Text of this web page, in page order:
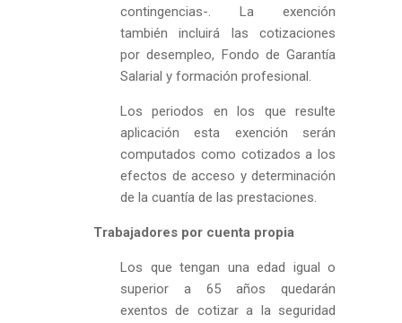
contingencias-. La exención
también incluirá las cotizaciones
por desempleo, Fondo de Garantía
Salarial y formación profesional.
Los periodos en los que resulte
aplicación esta exención serán
computados como cotizados a los
efectos de acceso y determinación
de la cuantía de las prestaciones.
Trabajadores por cuenta propia
Los que tengan una edad igual o
superior a 65 años quedarán
exentos de cotizar a la seguridad